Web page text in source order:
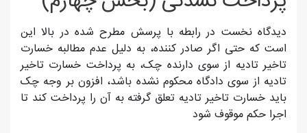
دیدگاه نخست در رابطه با پرسش مطرح شده در بالا این
است که حتی اگر صادر کننده، به دلیل عدم مطالبه خسارت
تاخیر تادیه از سوی دارنده چک، به پرداخت خسارت تاخیر
تادیه از سوی دادگاه محکوم نشده باشد، افزون بر وجه چک
باید خسارت تاخیر تادیه تعلق گرفته به آن را پرداخت کند تا
اجرا حکم موقوف شود